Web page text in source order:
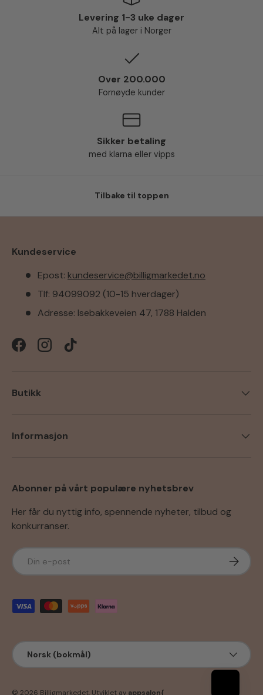
Levering 1-3 uke dager
Alt på lager i Norger
Over 200.000
Fornøyde kunder
Sikker betaling
med klarna eller vipps
Tilbake til toppen
Kundeservice
Epost: kundeservice@billigmarkedet.no
Tlf: 94099092 (10-15 hverdager)
Adresse: Isebakkeveien 47, 1788 Halden
FacebookInstagramTikTok
Butikk
Informasjon
Abonner på vårt populære nyhetsbrev
Her får du nyttig info, spennende nyheter, tilbud og
konkurranser.
E-post Abonner
Godkjente betalingsmetoder
Språk
Norsk (bokmål)
© 2026 Billigmarkedet. Utviklet av appsalon{